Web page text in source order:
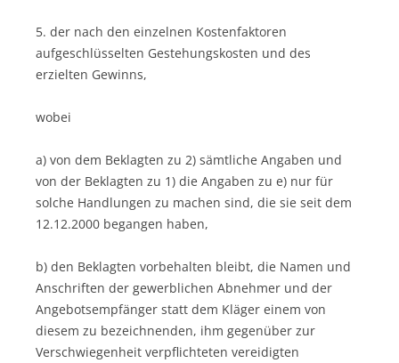
5. der nach den einzelnen Kostenfaktoren
aufgeschlüsselten Gestehungskosten und des
erzielten Gewinns,
wobei
a) von dem Beklagten zu 2) sämtliche Angaben und
von der Beklagten zu 1) die Angaben zu e) nur für
solche Handlungen zu machen sind, die sie seit dem
12.12.2000 begangen haben,
b) den Beklagten vorbehalten bleibt, die Namen und
Anschriften der gewerblichen Abnehmer und der
Angebotsempfänger statt dem Kläger einem von
diesem zu bezeichnenden, ihm gegenüber zur
Verschwiegenheit verpflichteten vereidigten